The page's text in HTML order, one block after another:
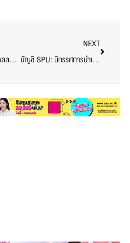
Dek นิเทศ 66 รวมมมพลลล!! ใครที่ยังไม่เข้ากลุ่ม สามารถเข้ากลุ่ม LINE OPEN CHAT กันได้เลยย
NEXT
บัญชี SPU: นิทรรศการนำเสนอผลงานของนักศึกษาโครงการสหกิจศึกษา คณะบัญชี รุ่น 41 ประจำปีการศึกษา 2565